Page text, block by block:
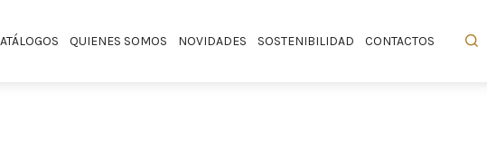
QUIENES SOMOS NOVIDADES SOSTENIBILIDAD CONTACTOS